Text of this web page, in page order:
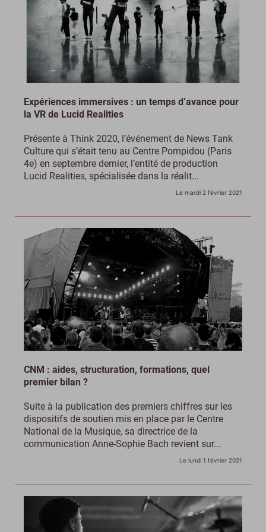
Expériences immersives : un temps d’avance pour
la VR de Lucid Realities
Présente à Think 2020, l’événement de News Tank
Culture qui s’était tenu au Centre Pompidou (Paris
4e) en septembre dernier, l’entité de production
Lucid Realities, spécialisée dans la réalit...
Le mardi 2 février 2021
CNM : aides, structuration, formations, quel
premier bilan ?
Suite à la publication des premiers chiffres sur les
dispositifs de soutien mis en place par le Centre
National de la Musique, sa directrice de la
communication Anne-Sophie Bach revient sur...
Le lundi 1 février 2021